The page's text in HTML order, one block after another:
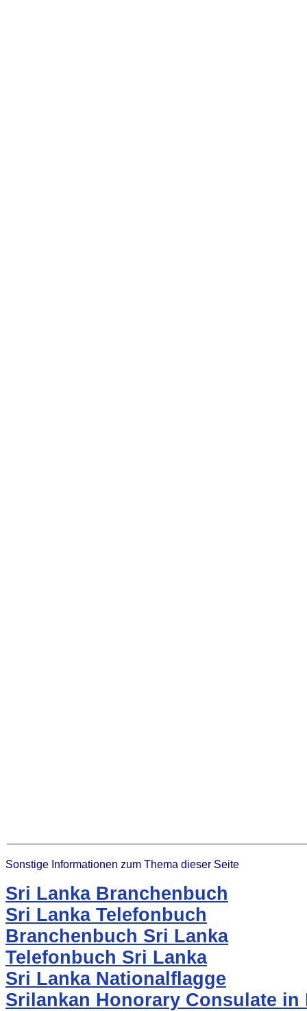
Sonstige Informationen zum Thema dieser Seite
Sri Lanka Branchenbuch
Sri Lanka Telefonbuch
Branchenbuch Sri Lanka
Telefonbuch Sri Lanka
Sri Lanka Nationalflagge
Srilankan Honorary Consulate in